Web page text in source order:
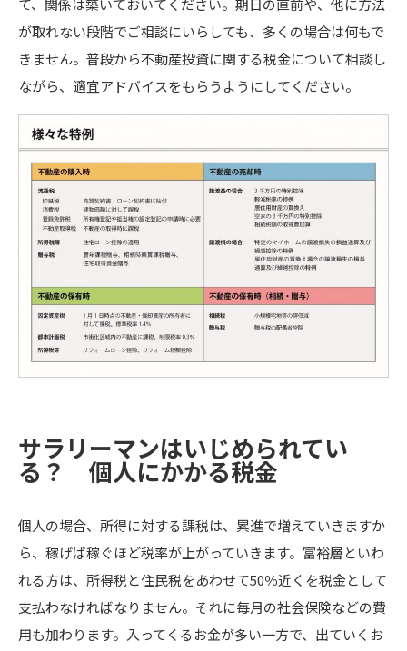
て、関係は築いておいてください。期日の直前や、他に方法
が取れない段階でご相談にいらしても、多くの場合は何もで
きません。普段から不動産投資に関する税金について相談し
ながら、適宜アドバイスをもらうようにしてください。
サラリーマンはいじめられてい
る？ 個人にかかる税金
個人の場合、所得に対する課税は、累進で増えていきますか
ら、稼げば稼ぐほど税率が上がっていきます。富裕層といわ
れる方は、所得税と住民税をあわせて50％近くを税金として
支払わなければなりません。それに毎月の社会保険などの費
用も加わります。入ってくるお金が多い一方で、出ていくお